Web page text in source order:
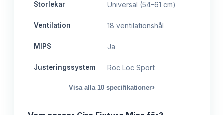
Storlekar Universal (54-61 cm)
Ventilation 18 ventilationshål
MIPS Ja
Justeringssystem Roc Loc Sport
Visa alla 10 specifikationer›